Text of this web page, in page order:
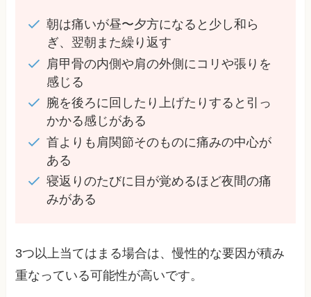
朝は痛いが昼〜夕方になると少し和ら
ぎ、翌朝また繰り返す
肩甲骨の内側や肩の外側にコリや張りを
感じる
腕を後ろに回したり上げたりすると引っ
かかる感じがある
首よりも肩関節そのものに痛みの中心が
ある
寝返りのたびに目が覚めるほど夜間の痛
みがある
3つ以上当てはまる場合は、慢性的な要因が積み
重なっている可能性が高いです。